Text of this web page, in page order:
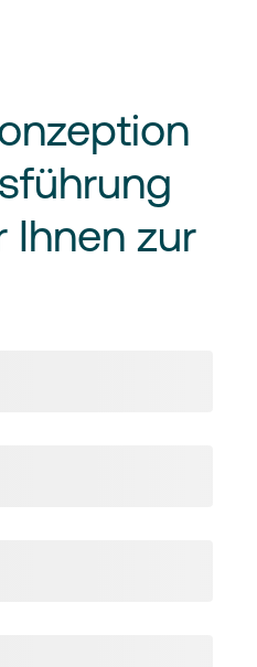
Ihnen zur